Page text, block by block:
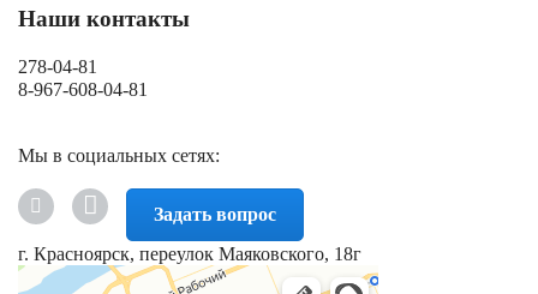
Наши контакты
278-04-81
8-967-608-04-81
Мы в социальных сетях:
Задать вопрос
г. Красноярск, переулок Маяковского, 18г